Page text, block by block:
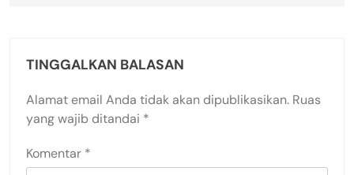
TINGGALKAN BALASAN
Alamat email Anda tidak akan dipublikasikan. Ruas
yang wajib ditandai *
Komentar *